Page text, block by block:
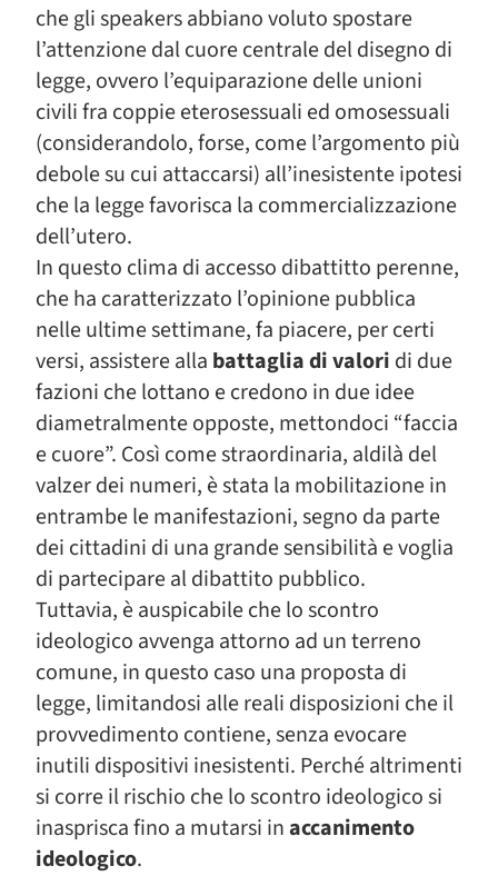
che gli speakers abbiano voluto spostare
l’attenzione dal cuore centrale del disegno di
legge, ovvero l’equiparazione delle unioni
civili fra coppie eterosessuali ed omosessuali
(considerandolo, forse, come l’argomento più
debole su cui attaccarsi) all’inesistente ipotesi
che la legge favorisca la commercializzazione
dell’utero.
In questo clima di accesso dibattitto perenne,
che ha caratterizzato l’opinione pubblica
nelle ultime settimane, fa piacere, per certi
versi, assistere alla battaglia di valori di due
fazioni che lottano e credono in due idee
diametralmente opposte, mettondoci “faccia
e cuore”. Così come straordinaria, aldilà del
valzer dei numeri, è stata la mobilitazione in
entrambe le manifestazioni, segno da parte
dei cittadini di una grande sensibilità e voglia
di partecipare al dibattito pubblico.
Tuttavia, è auspicabile che lo scontro
ideologico avvenga attorno ad un terreno
comune, in questo caso una proposta di
legge, limitandosi alle reali disposizioni che il
provvedimento contiene, senza evocare
inutili dispositivi inesistenti. Perché altrimenti
si corre il rischio che lo scontro ideologico si
inasprisca fino a mutarsi inaccanimento
ideologico.